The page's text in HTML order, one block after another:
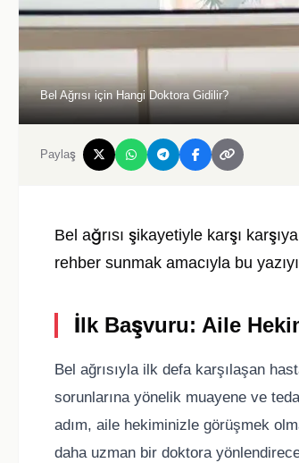
Bel Ağrısı için Hangi Doktora Gidilir?
Paylaş
Bel ağrısı şikayetiyle karşı
rehber sunmak amacıyla bu
İlk Başvuru: Aile
Bel ağrısıyla ilk defa karşılaşan
sorunlarına yönelik muayene ve
adım, aile hekiminizle görüşmek
daha uzman bir doktora